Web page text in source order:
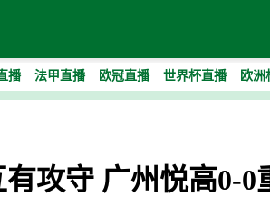
播 法甲直播 欧冠直播 世界杯直播 欧洲
攻守 广州悦高0-